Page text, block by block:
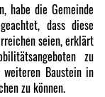
habe die Gemeinde
dass diese
seien, erklärt
zu
Baustein in
zu können.